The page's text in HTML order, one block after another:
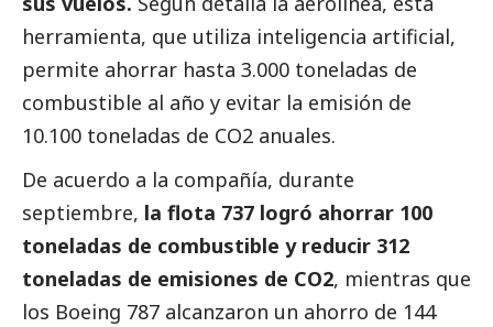
herramienta, que utiliza inteligencia artificial,
permite ahorrar hasta 3.000 toneladas de
combustible al año y evitar la emisión de
10.100 toneladas de CO2 anuales.
De acuerdo a la compañía, durante
septiembre, la flota 737 logró ahorrar 100
toneladas de combustible y reducir 312
toneladas de emisiones de CO2, mientras que
los Boeing 787 alcanzaron un ahorro de 144